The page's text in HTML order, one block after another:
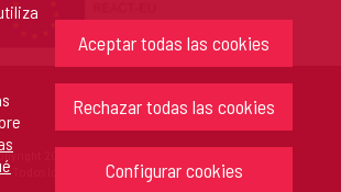
Aceptar todas las cookies
Rechazar todas las cookies
Configurar cookies
en
nueva.
una
ventana
nueva.
una
ventana
nueva.
una
ventana
nueva.
2026 - Junta de Castilla y León
Todos los derechos reservados.